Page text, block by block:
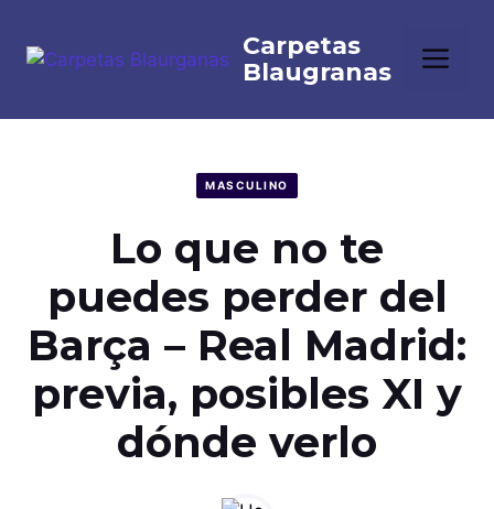
contenido
MASCULINO
Lo que no te
puedes perder del
Barça – Real Madrid:
previa, posibles XI y
dónde verlo